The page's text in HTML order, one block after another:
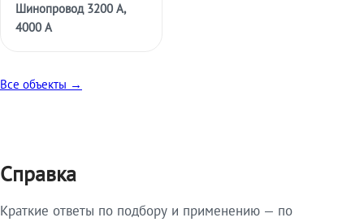
Шинопровод 3200 А,
4000 А
Все объекты →
Справка
Краткие ответы по подбору и применению — по